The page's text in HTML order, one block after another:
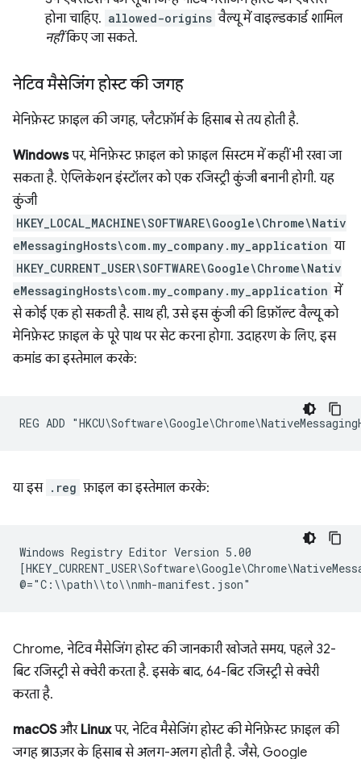
होना चाहिए. allowed-origins वैल्यू में वाइल्डकार्ड शामिल
नहींकिए जा सकते.
नेटिव मैसेजिंग होस्ट की जगह
मेनिफ़ेस्ट फ़ाइल की जगह, प्लैटफ़ॉर्म के हिसाब से तय होती है.
Windowsपर, मेनिफ़ेस्ट फ़ाइल को फ़ाइल सिस्टम में कहीं भी रखा जा
सकता है. ऐप्लिकेशन इंस्टॉलर को एक रजिस्ट्री कुंजी बनानी होगी. यह
कुंजी
HKEY_LOCAL_MACHINE\SOFTWARE\Google\Chrome\Nativ
eMessagingHosts\com.my_company.my_application या
HKEY_CURRENT_USER\SOFTWARE\Google\Chrome\Nativ
eMessagingHosts\com.my_company.my_application में
से कोई एक हो सकती है. साथ ही, उसे इस कुंजी की डिफ़ॉल्ट वैल्यू को
मेनिफ़ेस्ट फ़ाइल के पूरे पाथ पर सेट करना होगा. उदाहरण के लिए, इस
कमांड का इस्तेमाल करके:
या इस .reg फ़ाइल का इस्तेमाल करके:
Windows Registry Editor Version 5.00
Chrome, नेटिव मैसेजिंग होस्ट की जानकारी खोजते समय, पहले 32-
बिट रजिस्ट्री से क्वेरी करता है. इसके बाद, 64-बिट रजिस्ट्री से क्वेरी
करता है.
macOSऔर Linuxपर, नेटिव मैसेजिंग होस्ट की मेनिफ़ेस्ट फ़ाइल की
जगह ब्राउज़र के हिसाब से अलग-अलग होती है. जैसे, Google